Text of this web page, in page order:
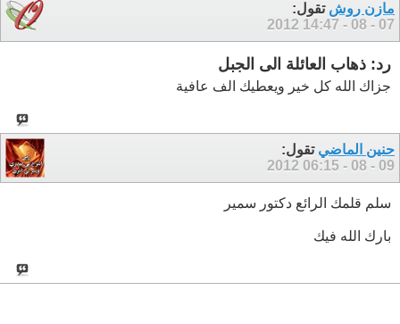
مازن روش تقول:
07 - 08 - 2012
14:47
رد: ذهاب العائلة الى الجبل
جزاك الله كل خير ويعطيك الف عافية
حنين الماضي تقول:
09 - 08 - 2012
06:15
سلم قلمك الرائع دكتور سمير
بارك الله فيك